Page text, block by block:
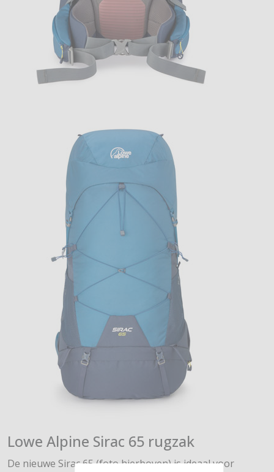
Lowe Alpine Sirac 65 rugzak
De nieuwe Sirac 65 (foto hierboven) is ideaal voor